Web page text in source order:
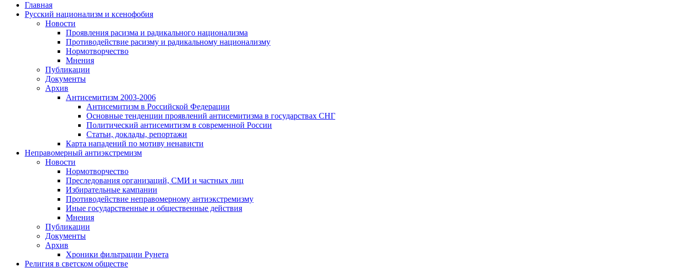
Главная
Русский национализм и ксенофобия
Новости
Проявления расизма и радикального национализма
Противодействие расизму и радикальному национализму
Нормотворчество
Мнения
Публикации
Документы
Архив
Антисемитизм 2003-2006
Антисемитизм в Российской Федерации
Основные тенденции проявлений антисемитизма в государствах СНГ
Политический антисемитизм в современной России
Статьи, доклады, репортажи
Карта нападений по мотиву ненависти
Неправомерный антиэкстремизм
Новости
Нормотворчество
Преследования организаций, СМИ и частных лиц
Избирательные кампании
Противодействие неправомерному антиэкстремизму
Иные государственные и общественные действия
Мнения
Публикации
Документы
Архив
Хроники фильтрации Рунета
Религия в светском обществе